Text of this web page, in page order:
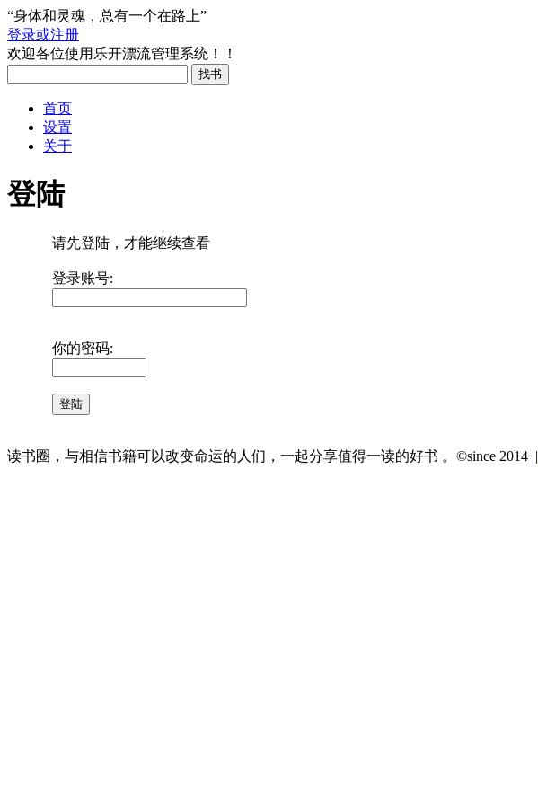
“身体和灵魂，总有一个在路上”
登录或注册
欢迎各位使用乐开漂流管理系统！！
首页
设置
关于
登陆
请先登陆，才能继续查看
登录账号:
你的密码:
读书圈，与相信书籍可以改变命运的人们，一起分享值得一读的好书 。©since 2014 |